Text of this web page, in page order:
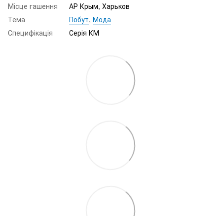
Місце гашення
АР Крым, Харьков
Тема
Побут, Мода
Специфікація
Серія КМ